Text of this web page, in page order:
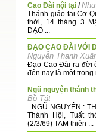
Cao Đài nội tại /
Thánh giáo tại Cơ
thời, 14 tháng 3
ĐẠO ...
ĐẠO CAO ĐÀI VỚI
Nguyễn Thanh
Đạo Cao Đài ra đời
đến nay là một trong
Ngũ nguyện thánh
Bồ Tát
NGŨ NGUYỆN :
Thánh Hội, Tuất
(2/3/69) TAM thiên ...